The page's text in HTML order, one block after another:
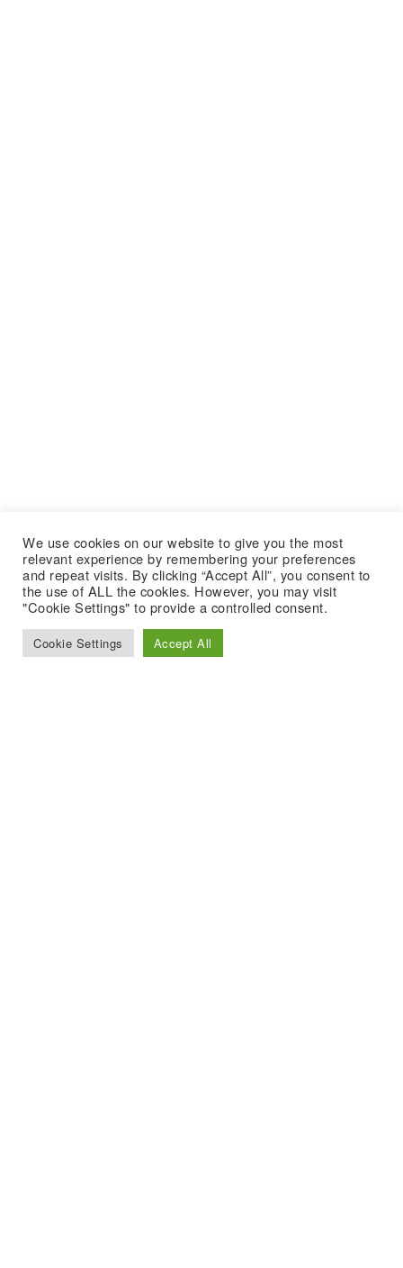
We use cookies on our website to give you the most
relevant experience by remembering your preferences
and repeat visits. By clicking “Accept All”, you consent to
the use of ALL the cookies. However, you may visit
"Cookie Settings" to provide a controlled consent.
Cookie Settings Accept All